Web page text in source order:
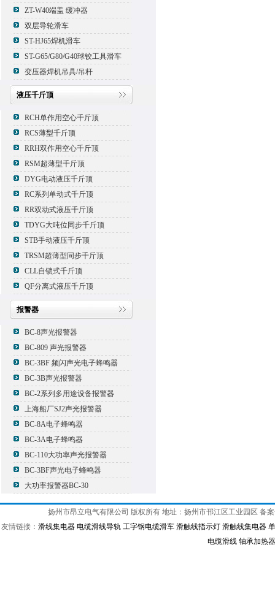
ZT-W40端盖 缓冲器
双层导轮滑车
ST-HJ65焊机滑车
ST-G65/G80/G40球铰工具滑车
变压器焊机吊具/吊杆
液压千斤顶
RCH单作用空心千斤顶
RCS薄型千斤顶
RRH双作用空心千斤顶
RSM超薄型千斤顶
DYG电动液压千斤顶
RC系列单动式千斤顶
RR双动式液压千斤顶
TDYG大吨位同步千斤顶
STB手动液压千斤顶
TRSM超薄型同步千斤顶
CLL自锁式千斤顶
QF分离式液压千斤顶
报警器
BC-8声光报警器
BC-809 声光报警器
BC-3BF 频闪声光电子蜂鸣器
BC-3B声光报警器
BC-2系列多用途设备报警器
上海船厂SJ2声光报警器
BC-8A电子蜂鸣器
BC-3A电子蜂鸣器
BC-110大功率声光报警器
BC-3BF声光电子蜂鸣器
大功率报警器BC-30
扬州市昂立电气有限公司 版权所有 地址：扬州市邗江区工业园区 备
友情链接： 滑线集电器 电缆滑线导轨 工字钢电缆滑车 滑触线指示灯 滑触线集电器
电缆滑线 轴承加热器